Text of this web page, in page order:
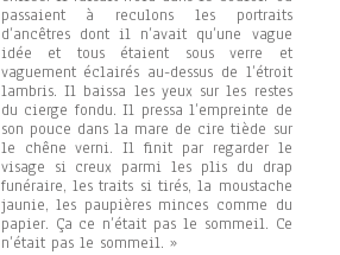
passaient à reculons les portraits
d’ancêtres dont il n’avait qu’une vague
idée et tous étaient sous verre et
vaguement éclairés au-dessus de l’étroit
lambris. Il baissa les yeux sur les restes
du cierge fondu. Il pressa l’empreinte de
son pouce dans la mare de cire tiède sur
le chêne verni. Il finit par regarder le
visage si creux parmi les plis du drap
funéraire, les traits si tirés, la moustache
jaunie, les paupières minces comme du
papier. Ça ce n’était pas le sommeil. Ce
n’était pas le sommeil. »